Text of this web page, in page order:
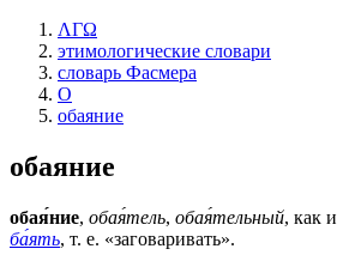
ΛΓΩ
этимологические словари
словарь Фасмера
О
обаяние
обаяние
обая́ние, обая́тель, обая́тельный, как и
ба́ять, т. е. «заговаривать».